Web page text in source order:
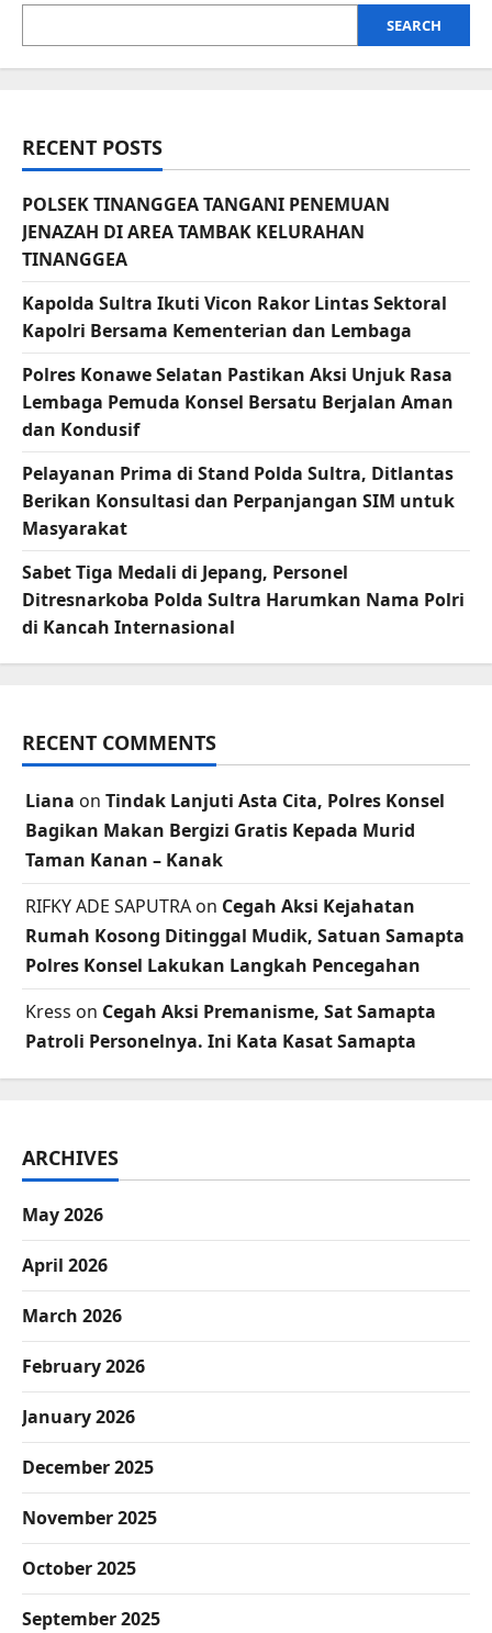
SEARCH
RECENT POSTS
POLSEK TINANGGEA TANGANI PENEMUAN
JENAZAH DI AREA TAMBAK KELURAHAN
TINANGGEA
Kapolda Sultra Ikuti Vicon Rakor Lintas Sektoral
Kapolri Bersama Kementerian dan Lembaga
Polres Konawe Selatan Pastikan Aksi Unjuk Rasa
Lembaga Pemuda Konsel Bersatu Berjalan Aman
dan Kondusif
Pelayanan Prima di Stand Polda Sultra, Ditlantas
Berikan Konsultasi dan Perpanjangan SIM untuk
Masyarakat
Sabet Tiga Medali di Jepang, Personel
Ditresnarkoba Polda Sultra Harumkan Nama Polri
di Kancah Internasional
RECENT COMMENTS
Liana on Tindak Lanjuti Asta Cita, Polres Konsel
Bagikan Makan Bergizi Gratis Kepada Murid
Taman Kanan – Kanak
RIFKY ADE SAPUTRA on Cegah Aksi Kejahatan
Rumah Kosong Ditinggal Mudik, Satuan Samapta
Polres Konsel Lakukan Langkah Pencegahan
Kress on Cegah Aksi Premanisme, Sat Samapta
Patroli Personelnya. Ini Kata Kasat Samapta
ARCHIVES
May 2026
April 2026
March 2026
February 2026
January 2026
December 2025
November 2025
October 2025
September 2025